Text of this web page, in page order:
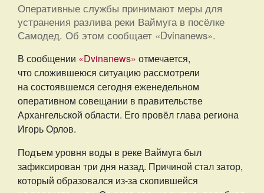
Оперативные службы принимают меры для
устранения разлива реки Ваймуга в посёлке
Самодед. Об этом сообщает «Dvinanews».
В сообщении «Dvinanews» отмечается,
что сложившеюся ситуацию рассмотрели
на состоявшемся сегодня еженедельном
оперативном совещании в правительстве
Архангельской области. Его провёл глава региона
Игорь Орлов.
Подъем уровня воды в реке Ваймуга был
зафиксирован три дня назад. Причиной стал затор,
который образовался из-за скопившейся